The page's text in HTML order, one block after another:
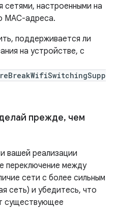
сетями, настроенными на
MAC-адреса.
поддерживается ли
на устройстве, с
прежде, чем
вашей реализации
переключение между
сети с более сильным
сеть) и убедитесь, что
существующее